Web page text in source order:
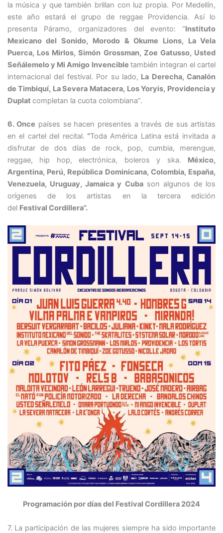
la música y que también brillan con luz propia. Por Medellín,
este año estará el grupo de reggae Providencia. Así lo
presenta Páramo, organizadores del evento: “Instituto
Mexicano del Sonido, Morodo & Okume Lions, La Vela
Puerca, Los Mirlos, Simón Grossman, Zoe Gatusso, Usted
Señálemelo y Mi Amigo Invencible también integran el cartel
internacional del festival. Por su lado, La Derecha, Canalón
de Timbiquí, La Severa Matacera, Los Yoryis, Providencia y
Duplat completan la cuota colombiana”.
6. Once países se hacen presentes a través de sus artistas
en el cartel del recital. “Toda América Latina está invitada a
disfrutar de dos días de rock, pop, cumbia, merengue,
reggae, hip hop, electrónica, boleros y ska. México,
Argentina, Perú, República Dominicana, Colombia, España,
Venezuela, Uruguay, Jamaica y Cubason algunos de los
orígenes de los artistas en la tercera edición
del Festival Cordillera”.
Programación por días del Festival Cordillera 2024
7. La participación de las mujeres siempre ha sido importante